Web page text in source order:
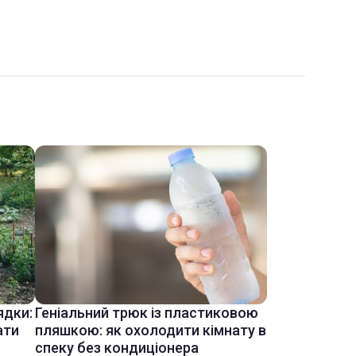
Геніальний трюк із пластиковою
пляшкою: як охолодити кімнату в
спеку без кондиціонера